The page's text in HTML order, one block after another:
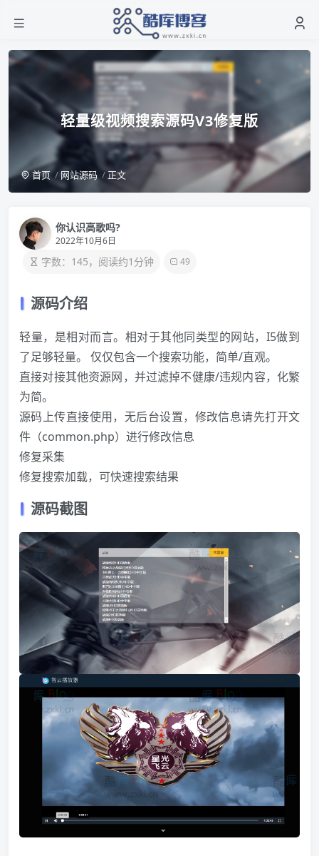
轻量级视频搜索源码V3修复版
首页 网站源码 正文
你认识高歌吗?
2022年10月6日
字数：145，阅读约1分钟 49
源码介绍
轻量，是相对而言。相对于其他同类型的网站，I5做到
了足够轻量。 仅仅包含一个搜索功能，简单/直观。
直接对接其他资源网，并过滤掉不健康/违规内容，化繁
为简。
源码上传直接使用，无后台设置，修改信息请先打开文
件（common.php）进行修改信息
修复采集
修复搜索加载，可快速搜索结果
源码截图